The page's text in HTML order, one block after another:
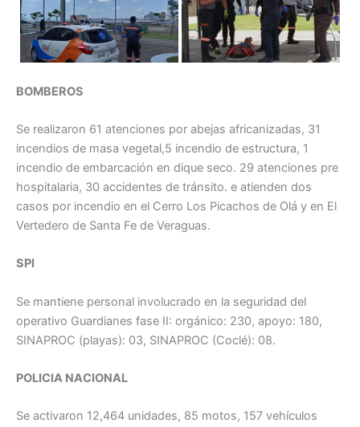
BOMBEROS
Se realizaron 61 atenciones por abejas africanizadas, 31
incendios de masa vegetal,5 incendio de estructura, 1
incendio de embarcación en dique seco. 29 atenciones pre
hospitalaria, 30 accidentes de tránsito. e atienden dos
casos por incendio en el Cerro Los Picachos de Olá y en El
Vertedero de Santa Fe de Veraguas.
SPI
Se mantiene personal involucrado en la seguridad del
operativo Guardianes fase II: orgánico: 230, apoyo: 180,
SINAPROC (playas): 03, SINAPROC (Coclé): 08.
POLICIA NACIONAL
Se activaron 12,464 unidades, 85 motos, 157 vehículos